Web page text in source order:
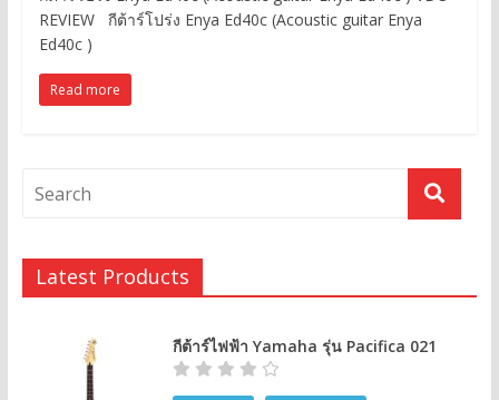
REVIEW กีต้าร์โปร่ง Enya Ed40c (Acoustic guitar Enya
Ed40c )
Read more
Latest Products
กีต้าร์ไฟฟ้า Yamaha รุ่น Pacifica 021